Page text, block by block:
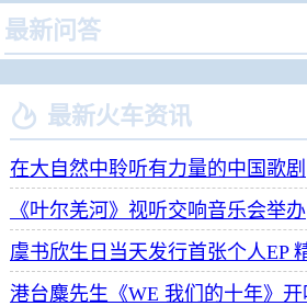
最新问答
 最新火车资讯
在大自然中聆听有力量的中国歌剧
《叶尔羌河》视听交响音乐会举办